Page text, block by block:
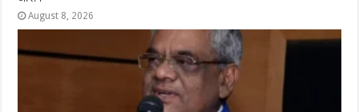
August 8, 2026